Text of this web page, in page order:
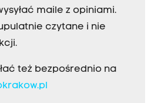
maile z opiniami.
czytane i nie
też bezpośrednio na